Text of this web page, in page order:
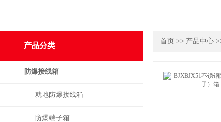
产品分类
防爆接线箱
就地防爆接线箱
防爆端子箱
首页 >> 产品中心